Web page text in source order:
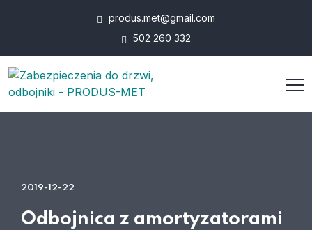
produs.met@gmail.com
502 260 332
2019-12-22
Odbojnica z amortyzatorami